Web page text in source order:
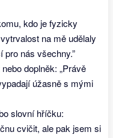
kdo je fyzicky
na mě udělaly
nás všechny.”
doplněk: „Právě
úžasně s mými
slovní hříčku:
cvičit, ale pak jsem si